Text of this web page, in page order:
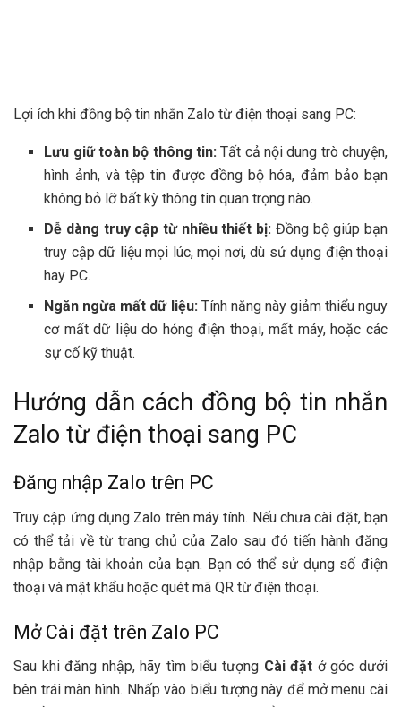
Lợi ích khi đồng bộ tin nhắn Zalo từ điện thoại sang PC:
Lưu giữ toàn bộ thông tin: Tất cả nội dung trò chuyện,
hình ảnh, và tệp tin được đồng bộ hóa, đảm bảo bạn
không bỏ lỡ bất kỳ thông tin quan trọng nào.
Dễ dàng truy cập từ nhiều thiết bị: Đồng bộ giúp bạn
truy cập dữ liệu mọi lúc, mọi nơi, dù sử dụng điện thoại
hay PC.
Ngăn ngừa mất dữ liệu: Tính năng này giảm thiểu nguy
cơ mất dữ liệu do hỏng điện thoại, mất máy, hoặc các
sự cố kỹ thuật.
Hướng dẫn cách đồng bộ tin nhắn
Zalo từ điện thoại sang PC
Đăng nhập Zalo trên PC
Truy cập ứng dụng Zalo trên máy tính. Nếu chưa cài đặt, bạn
có thể tải về từ trang chủ của Zalo sau đó tiến hành đăng
nhập bằng tài khoản của bạn. Bạn có thể sử dụng số điện
thoại và mật khẩu hoặc quét mã QR từ điện thoại.
Mở Cài đặt trên Zalo PC
Sau khi đăng nhập, hãy tìm biểu tượng Cài đặt ở góc dưới
bên trái màn hình. Nhấp vào biểu tượng này để mở menu cài